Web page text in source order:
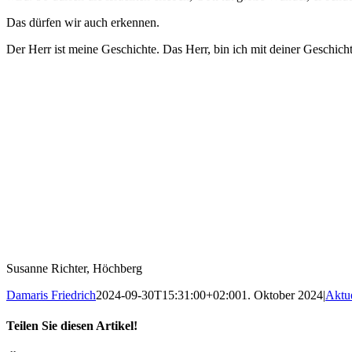
Das dürfen wir auch erkennen.
Der Herr ist meine Geschichte. Das Herr, bin ich mit deiner
Susanne Richter, Höchberg
Damaris Friedrich2024-09-30T15:31:00+02:001. Oktober 2024|
Teilen Sie diesen Artikel!